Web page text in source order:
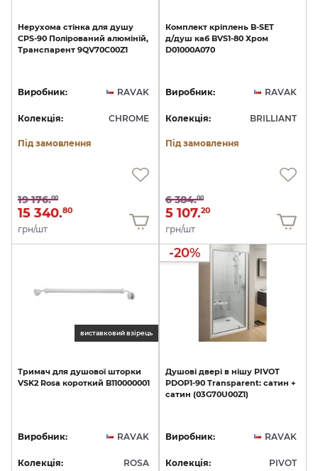
Нерухома стінка для душу
CPS-90 Полірований алюміній,
Транспарент 9QV70C00Z1
Виробник: RAVAK
Колекція: CHROME
Під замовлення
19 176.00
15 340.80
грн/шт
Комплект кріплень B-SET
д/душ каб BVS1-80 Хром
D01000A070
Виробник: RAVAK
Колекція: BRILLIANT
Під замовлення
6 384.00
5 107.20
грн/шт
виставковий взірець
Тримач для душової шторки
VSK2 Rosa короткий B110000001
Виробник: RAVAK
Колекція: ROSA
-20%
Душові двері в нішу PIVOT
PDOP1-90 Transparent: сатин +
сатин (03G70U00Z1)
Виробник: RAVAK
Колекція: PIVOT